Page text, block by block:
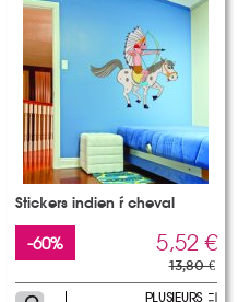
Stickers indien à cheval
-60% 5,52 €
13,80 €